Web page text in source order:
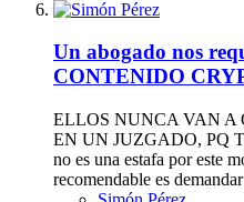
Un abogado nos
CONTENIDO
ELLOS NUNCA VAN A
EN UN JUZGADO, PQ
no es una estafa por este
recomendable es